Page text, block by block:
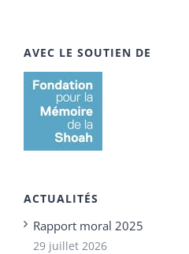
AVEC LE SOUTIEN DE
ACTUALITÉS
Rapport moral 2025
29 juillet 2026